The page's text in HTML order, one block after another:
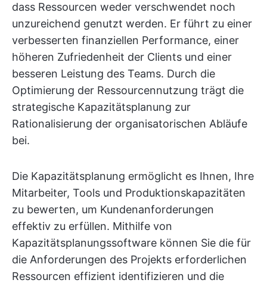
dass Ressourcen weder verschwendet noch
unzureichend genutzt werden. Er führt zu einer
verbesserten finanziellen Performance, einer
höheren Zufriedenheit der Clients und einer
besseren Leistung des Teams. Durch die
Optimierung der Ressourcennutzung trägt die
strategische Kapazitätsplanung zur
Rationalisierung der organisatorischen Abläufe
bei.
Die Kapazitätsplanung ermöglicht es Ihnen, Ihre
Mitarbeiter, Tools und Produktionskapazitäten
zu bewerten, um Kundenanforderungen
effektiv zu erfüllen. Mithilfe von
Kapazitätsplanungssoftware können Sie die für
die Anforderungen des Projekts erforderlichen
Ressourcen effizient identifizieren und die